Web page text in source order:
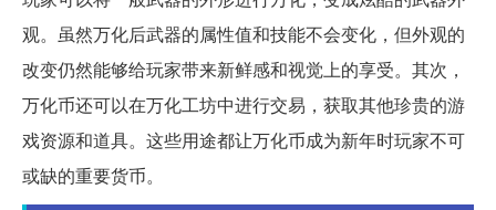
观。虽然万化后武器的属性值和技能不会变化，但外观的
改变仍然能够给玩家带来新鲜感和视觉上的享受。其次，
万化币还可以在万化工坊中进行交易，获取其他珍贵的游
戏资源和道具。这些用途都让万化币成为新年时玩家不可
或缺的重要货币。